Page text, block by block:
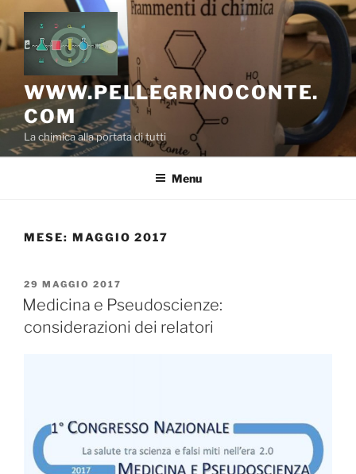
Salta
al
contenuto
WWW.PELLEGRINOCONTE.
COM
La chimica alla portata di tutti
Menu
MESE: MAGGIO 2017
PUBBLICATO
IL
29 MAGGIO 2017
Medicina e Pseudoscienze:
considerazioni dei relatori